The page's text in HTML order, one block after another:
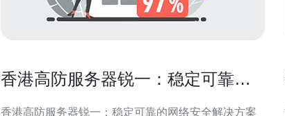
香港高防服务器锐一：稳定可靠的
香港高防服务器锐一：稳定可靠的网络安全解决方案